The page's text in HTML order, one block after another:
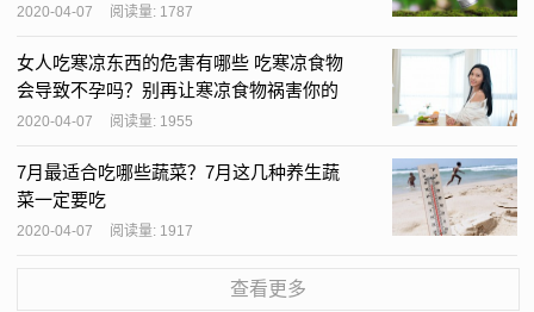
2020-04-07 阅读量: 1787
女人吃寒凉东西的危害有哪些 吃寒凉食物
会导致不孕吗？别再让寒凉食物祸害你的
身体了
2020-04-07 阅读量: 1955
7月最适合吃哪些蔬菜？7月这几种养生蔬
菜一定要吃
2020-04-07 阅读量: 1917
查看更多